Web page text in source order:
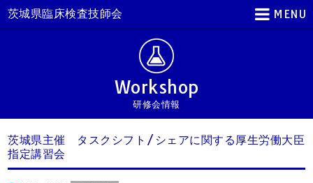
MENU
茨城県臨床検査技師会
Workshop
研修会情報
茨城県主催 タスクシフト/シェアに関する厚生労働大臣
指定講習会